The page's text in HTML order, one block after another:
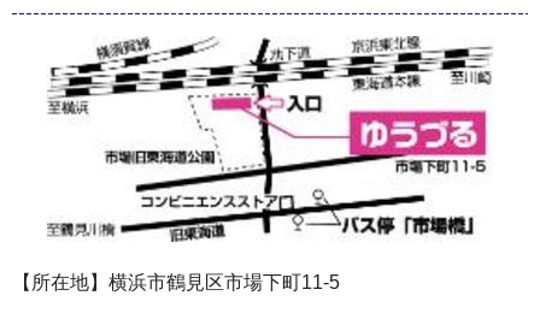
【所在地】横浜市鶴見区市場下町11‐5